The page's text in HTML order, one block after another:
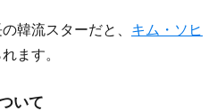
韓流スターだと、 キム・ソヒ
ます。
いて